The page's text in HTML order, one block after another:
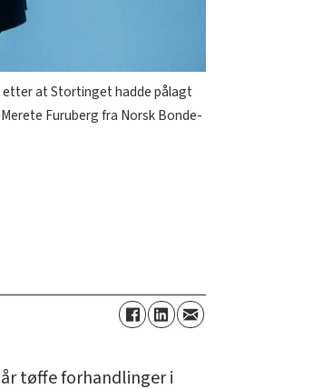
etter at Stortinget hadde pålagt
Furuberg fra Norsk Bonde-
tøffe forhandlinger i